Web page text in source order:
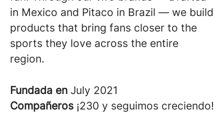
in Mexico and Pitaco in Brazil — we build
products that bring fans closer to the
sports they love across the entire
region.
Fundada en July 2021
Compañeros ¡230 y seguimos creciendo!